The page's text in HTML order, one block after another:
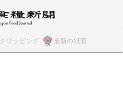
クリッピング 最新の紙面